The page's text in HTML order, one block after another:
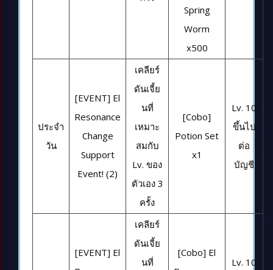
Spring
Worm
x500
ประจำ
วัน
[EVENT] El
Resonance
Change
Support
Event! (2)
เคลียร์
ดันเจี้ย
นที่
เหมาะ
สมกับ
Lv. ของ
ตัวเอง 3
ครั้ง
[Cobo]
Potion Set
x1
Lv. 10
ขึ้นไป
ต่อ
บัญชี
[EVENT] El
เคลียร์
ดันเจี้ย
นที่
[Cobo] El
Lv. 10